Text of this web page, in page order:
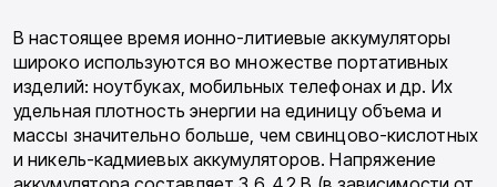
В настоящее время ионно-литиевые аккуму­ляторы
широко используются во множестве портативных
изделий: ноутбуках, мобильных телефонах и др. Их
удельная плотность энергии на единицу объема и
массы значительно боль­ше, чем свинцово-кислотных
и никель-кадмие­вых аккумуляторов. Напряжение